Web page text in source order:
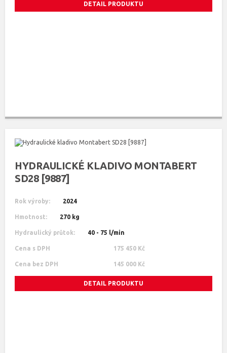
DETAIL PRODUKTU
HYDRAULICKÉ KLADIVO MONTABERT
SD28 [9887]
Rok výroby: 2024
Hmotnost: 270 kg
Hydraulický průtok: 40 - 75 l/min
Cena s DPH 175 450 Kč
Cena bez DPH 145 000 Kč
DETAIL PRODUKTU